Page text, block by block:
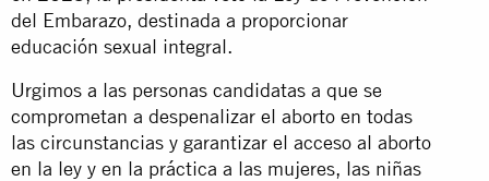
del Embarazo, destinada a proporcionar
educación sexual integral.
Urgimos a las personas candidatas a que se
comprometan a despenalizar el aborto en todas
las circunstancias y garantizar el acceso al aborto
en la ley y en la práctica a las mujeres, las niñas